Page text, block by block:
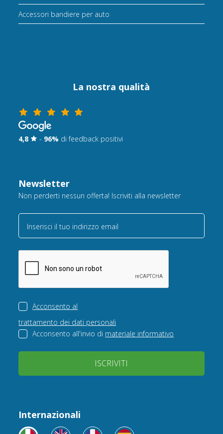
Accessori bandiere per auto
La nostra qualità
4,8 - 96% di feedback positivi
Newsletter
Non perderti nessun offerta! Iscriviti alla newsletter
Inserisci il tuo indirizzo email
Acconsento al
trattamento dei dati personali
Acconsento all'invio di materiale informativo
ISCRIVITI
Internazionali